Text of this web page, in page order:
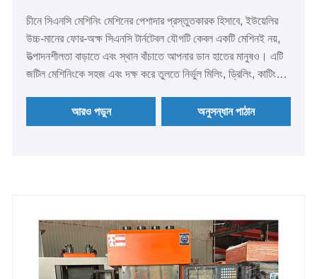
চীনে সিএনসি মেশিনিং মেশিনের পেশাদার প্রস্তুতকারক হিসাবে, ইউয়েলির
উচ্চ-মানের ফোর-অক্ষ সিএনসি টার্নটেবল যৌগটি কেবল একটি মেশিনই নয়,
উত্পাদনশীলতা বাড়াতে এবং স্থান বাঁচাতে আপনার ডান হাতের মানুষও। এটি
জটিল মেশিনিংকে সহজ এবং দক্ষ করে তুলতে নির্ভুল মিলিং, ড্রিলিং, কাটিং
আরও পড়ুন
অনুসন্ধান পাঠান